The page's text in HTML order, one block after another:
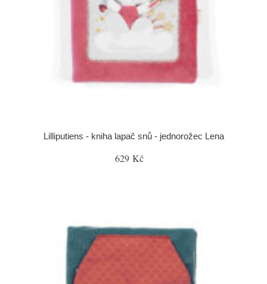
Lilliputiens - kniha lapač snů - jednorožec Lena
629 Kč